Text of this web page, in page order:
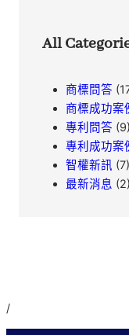
All
商標問答
商標成功案
專利問答 (9)
專利成功案
智權新訊 (7)
最新消息 (2)
/